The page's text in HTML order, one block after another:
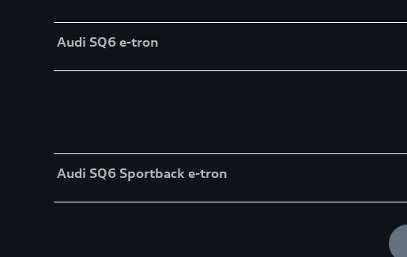
Audi SQ6 e-tron
Audi SQ6 Sportback e-tron